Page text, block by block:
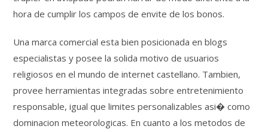
hora de cumplir los campos de envite de los bonos.
Una marca comercial esta bien posicionada en blogs
especialistas y posee la solida motivo de usuarios
religiosos en el mundo de internet castellano. Tambien,
provee herramientas integradas sobre entretenimiento
responsable, igual que limites personalizables asi� como
dominacion meteorologicas. En cuanto a los metodos de